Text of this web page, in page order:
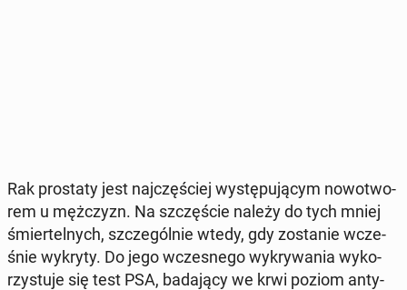
Rak pro­sta­ty jest naj­czę­ściej wy­stę­pu­ją­cym no­wo­two­
rem u męż­czyzn. Na szczę­ście należy do tych mniej
śmier­tel­nych, szcze­gól­nie wtedy, gdy zo­sta­nie wcze­
śnie wykryty. Do jego wcze­sne­go wy­kry­wa­nia wy­ko­
rzy­stu­je się test PSA, ba­da­ją­cy we krwi poziom an­ty­